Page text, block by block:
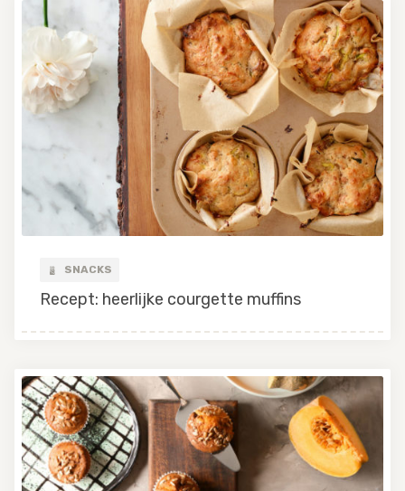
SNACKS
Recept: heerlijke courgette muffins